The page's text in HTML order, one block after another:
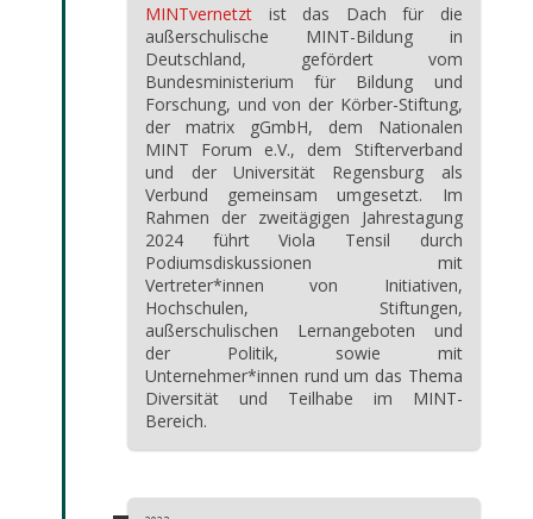
MINTvernetzt ist das Dach für die
außerschulische MINT-Bildung in
Deutschland, gefördert vom
Bundesministerium für Bildung und
Forschung, und von der Körber-Stiftung,
der matrix gGmbH, dem Nationalen
MINT Forum e.V., dem Stifterverband
und der Universität Regensburg als
Verbund gemeinsam umgesetzt. Im
Rahmen der zweitägigen Jahrestagung
2024 führt Viola Tensil durch
Podiumsdiskussionen mit
Vertreter*innen von Initiativen,
Hochschulen, Stiftungen,
außerschulischen Lernangeboten und
der Politik, sowie mit
Unternehmer*innen rund um das Thema
Diversität und Teilhabe im MINT-
Bereich.